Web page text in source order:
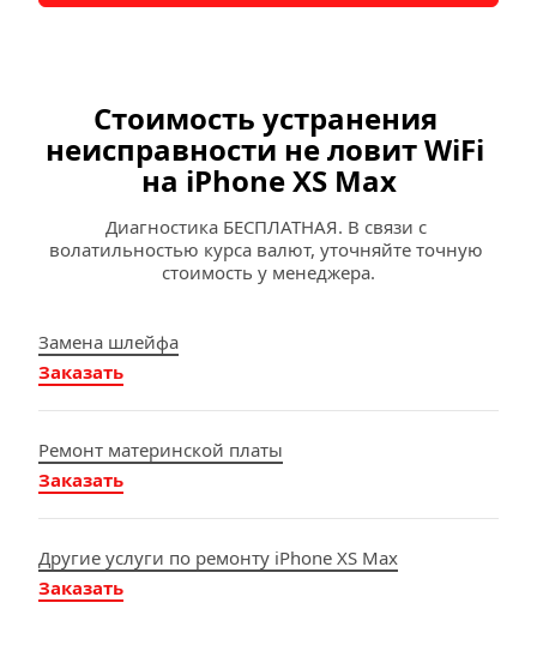
Стоимость устранения
неисправности не ловит WiFi
на iPhone XS Max
Диагностика БЕСПЛАТНАЯ. В связи с
волатильностью курса валют, уточняйте точную
стоимость у менеджера.
Замена шлейфа
Заказать
Ремонт материнской платы
Заказать
Другие услуги по ремонту iPhone XS Max
Заказать